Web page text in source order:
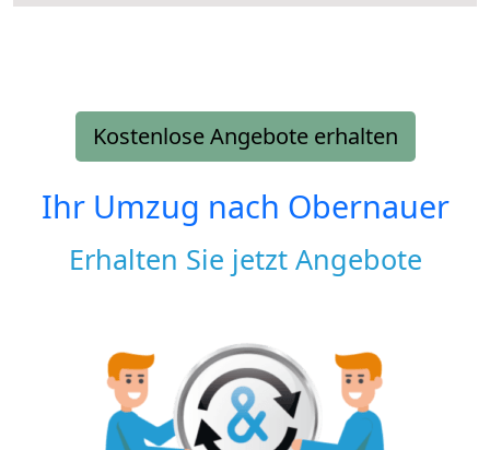
Kostenlose Angebote erhalten
Ihr Umzug nach Obernauer
Erhalten Sie jetzt Angebote